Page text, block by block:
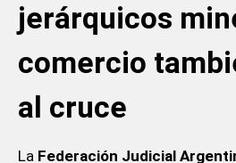
jerárquicos
comercio
al cruce
La Federación Judicial